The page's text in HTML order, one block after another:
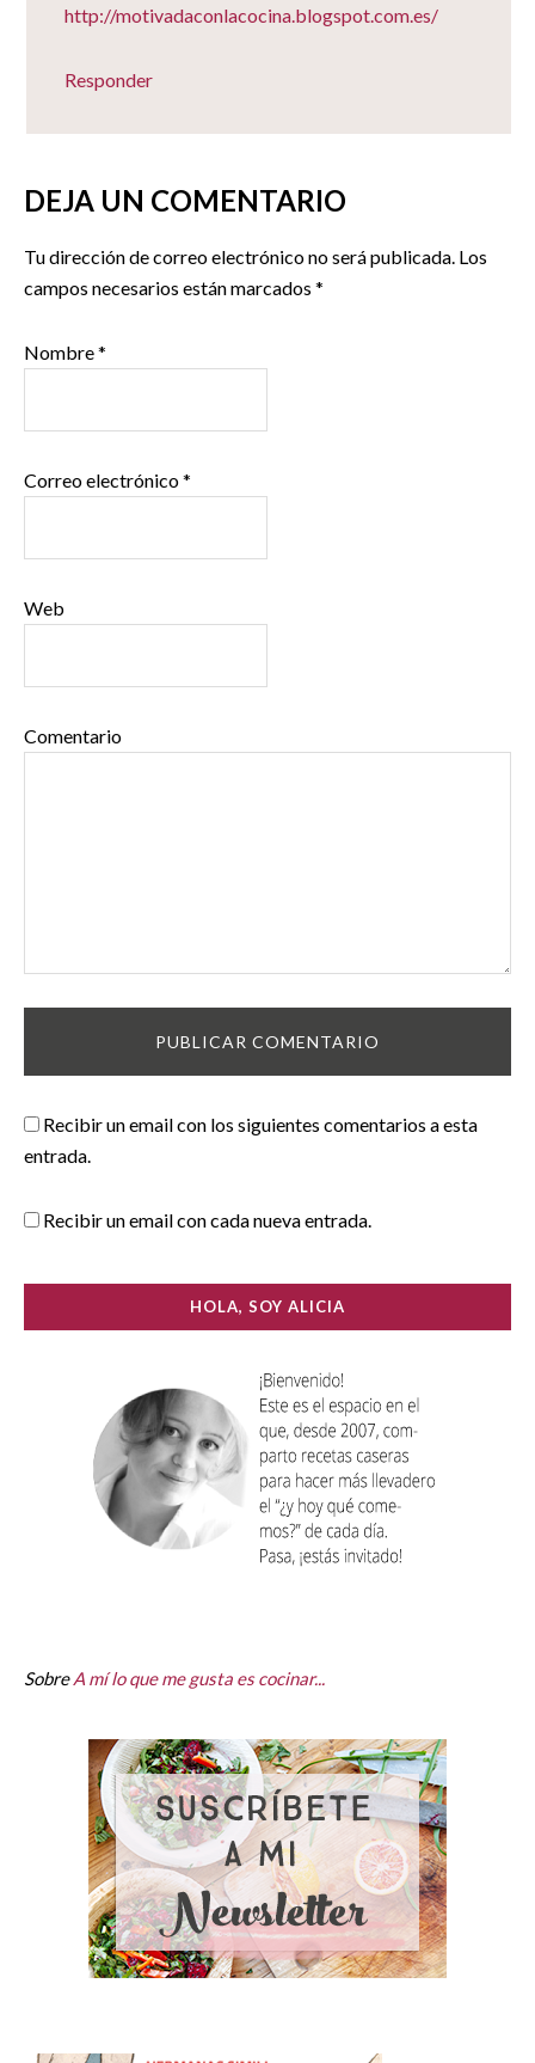
http://motivadaconlacocina.blogspot.com.es/
Responder
DEJA UN COMENTARIO
Tu dirección de correo electrónico no será publicada. Los
campos necesarios están marcados *
Nombre*
Correo electrónico*
Web
Comentario
Recibir un email con los siguientes comentarios a esta
entrada.
Recibir un email con cada nueva entrada.
HOLA, SOY ALICIA
SobreA mí lo que me gusta es cocinar...